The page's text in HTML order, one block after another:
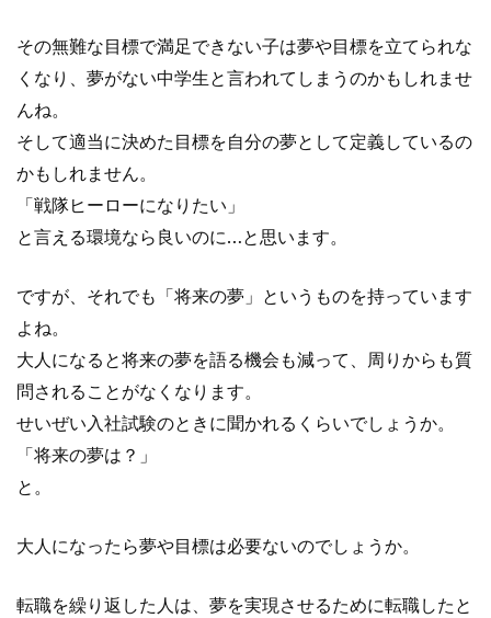
その無難な目標で満足できない子は夢や目標を立てられな
くなり、夢がない中学生と言われてしまうのかもしれませ
んね。
そして適当に決めた目標を自分の夢として定義しているの
かもしれません。
「戦隊ヒーローになりたい」
と言える環境なら良いのに…と思います。
ですが、それでも「将来の夢」というものを持っています
よね。
大人になると将来の夢を語る機会も減って、周りからも質
問されることがなくなります。
せいぜい入社試験のときに聞かれるくらいでしょうか。
「将来の夢は？」
と。
大人になったら夢や目標は必要ないのでしょうか。
転職を繰り返した人は、夢を実現させるために転職したと